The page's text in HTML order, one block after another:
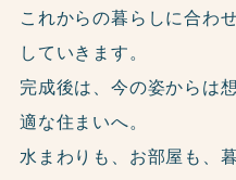
これからの暮らしに合わ
していきます。
完成後は、今の姿からは
適な住まいへ。
水まわりも、お部屋も、